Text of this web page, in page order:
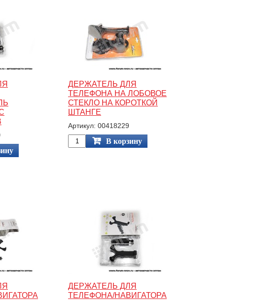
ДЕРЖАТЕЛЬ ДЛЯ
ТЕЛЕФОНА НА ЛОБОВОЕ
СТЕКЛО НА КОРОТКОЙ
ШТАНГЕ
Артикул: 00418229
В корзину
ДЕРЖАТЕЛЬ ДЛЯ
ТЕЛЕФОНА/НАВИГАТОРА